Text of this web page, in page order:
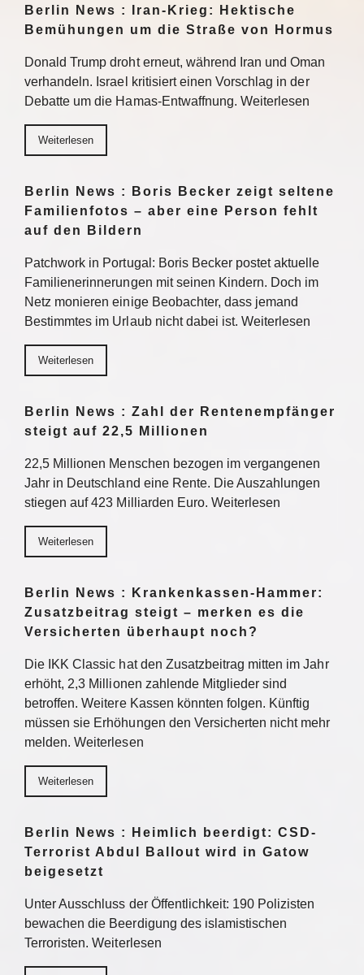
Berlin News : Iran-Krieg: Hektische
Bemühungen um die Straße von Hormus
Donald Trump droht erneut, während Iran und Oman
verhandeln. Israel kritisiert einen Vorschlag in der
Debatte um die Hamas-Entwaffnung. Weiterlesen
Weiterlesen
Berlin News : Boris Becker zeigt seltene
Familienfotos – aber eine Person fehlt
auf den Bildern
Patchwork in Portugal: Boris Becker postet aktuelle
Familienerinnerungen mit seinen Kindern. Doch im
Netz monieren einige Beobachter, dass jemand
Bestimmtes im Urlaub nicht dabei ist. Weiterlesen
Weiterlesen
Berlin News : Zahl der Rentenempfänger
steigt auf 22,5 Millionen
22,5 Millionen Menschen bezogen im vergangenen
Jahr in Deutschland eine Rente. Die Auszahlungen
stiegen auf 423 Milliarden Euro. Weiterlesen
Weiterlesen
Berlin News : Krankenkassen-Hammer:
Zusatzbeitrag steigt – merken es die
Versicherten überhaupt noch?
Die IKK Classic hat den Zusatzbeitrag mitten im Jahr
erhöht, 2,3 Millionen zahlende Mitglieder sind
betroffen. Weitere Kassen könnten folgen. Künftig
müssen sie Erhöhungen den Versicherten nicht mehr
melden. Weiterlesen
Weiterlesen
Berlin News : Heimlich beerdigt: CSD-
Terrorist Abdul Ballout wird in Gatow
beigesetzt
Unter Ausschluss der Öffentlichkeit: 190 Polizisten
bewachen die Beerdigung des islamistischen
Terroristen. Weiterlesen